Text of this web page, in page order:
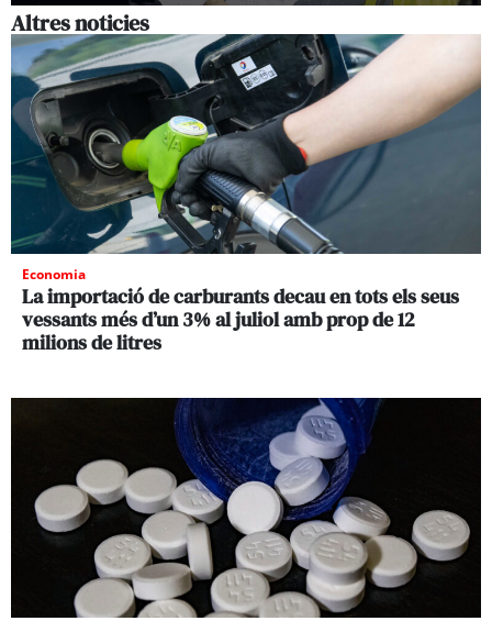
Altres noticies
Economia
La importació de carburants decau en tots els seus
vessants més d’un 3% al juliol amb prop de 12
milions de litres